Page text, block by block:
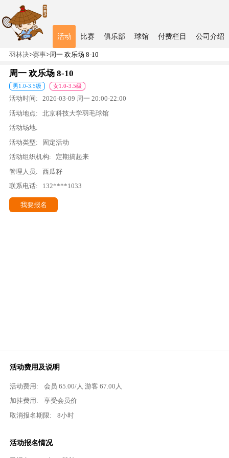
活动 比赛 俱乐部 球馆 付费栏目 公司介绍
羽林决>赛事>周一 欢乐场 8-10
周一 欢乐场 8-10
男1.0-3.5级 女1.0-3.5级
活动时间: 2026-03-09 周一 20:00-22:00
活动地点:
北京科技大学羽毛球馆
活动场地:
活动类型:
固定活动
活动组织机构:
定期搞起来
管理人员:
西瓜籽
联系电话:
132****1033
我要报名
活动费用及说明
活动费用: 会员65.00/人 游客67.00 人
加挂费用:
享受会员价
取消报名期限:
8小时
活动报名情况